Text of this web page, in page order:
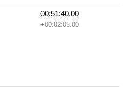
00:51:40.00
+00:02:05.00